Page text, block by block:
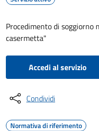
Procedimento di soggiorno
casermetta"
Accedi al servizio
Condividi
Normativa di riferimento